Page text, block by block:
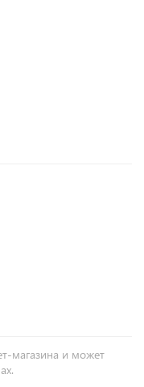
магазина и может